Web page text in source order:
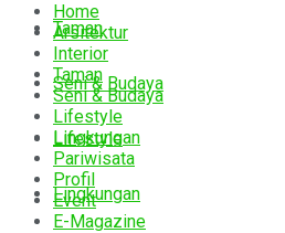
Taman
Seni & Budaya
Lifestyle
Lingkungan
Home
Arsitektur
Interior
Taman
Seni & Budaya
Lifestyle
Lingkungan
Pariwisata
Profil
Event
E-Magazine